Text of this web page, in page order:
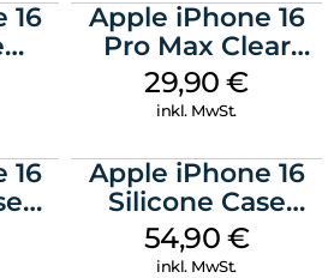
16
Apple iPhone 16
Pro Max Clear
Case MagSafe
Transparent
29,90€
inkl. MwSt.
16
Apple iPhone 16
Silicone Case
MagSafe Black
54,90 €
inkl. MwSt.